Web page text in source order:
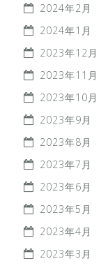
2024年2月
2024年1月
2023年12月
2023年11月
2023年10月
2023年9月
2023年8月
2023年7月
2023年6月
2023年5月
2023年4月
2023年3月